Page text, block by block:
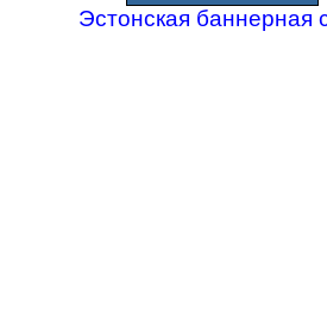
Эстонская баннерная